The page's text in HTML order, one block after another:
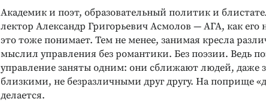
Академик и поэт, образовательный политик и
лектор Александр Григорьевич Асмолов — АГА, как его
это тоже понимает. Тем не менее, занимая кресла
мыслил управления без романтики. Без поэзии. Ведь
управление заняты одним: они сближают людей, даже
близкими, не безразличными друг другу. На поприще
делается.